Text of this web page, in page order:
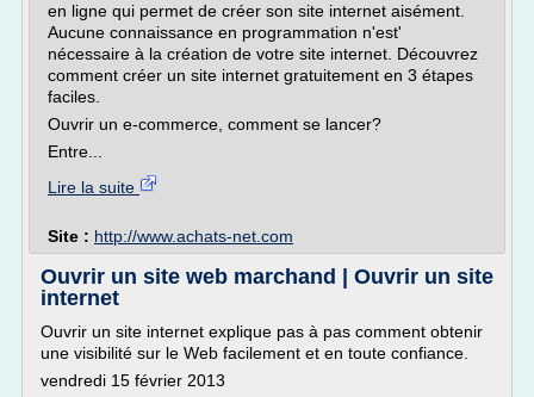
en ligne qui permet de créer son site internet aisément.
Aucune connaissance en programmation n'est'
nécessaire à la création de votre site internet. Découvrez
comment créer un site internet gratuitement en 3 étapes
faciles.
Ouvrir un e-commerce, comment se lancer?
Entre...
Lire la suite
Site : http://www.achats-net.com
Ouvrir un site web marchand | Ouvrir un site
internet
Ouvrir un site internet explique pas à pas comment obtenir
une visibilité sur le Web facilement et en toute confiance.
vendredi 15 février 2013